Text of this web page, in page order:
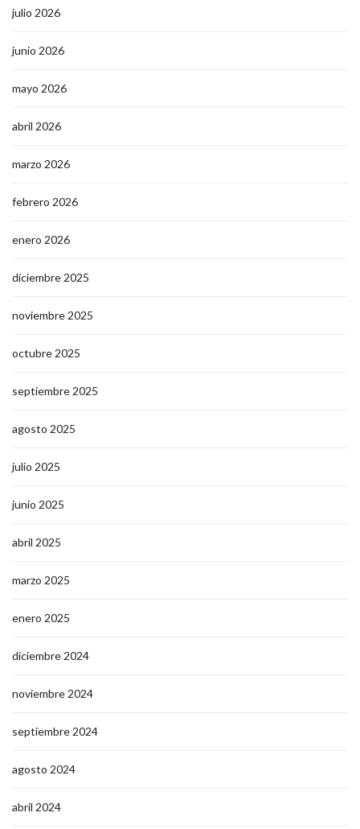
julio 2026
junio 2026
mayo 2026
abril 2026
marzo 2026
febrero 2026
enero 2026
diciembre 2025
noviembre 2025
octubre 2025
septiembre 2025
agosto 2025
julio 2025
junio 2025
abril 2025
marzo 2025
enero 2025
diciembre 2024
noviembre 2024
septiembre 2024
agosto 2024
abril 2024